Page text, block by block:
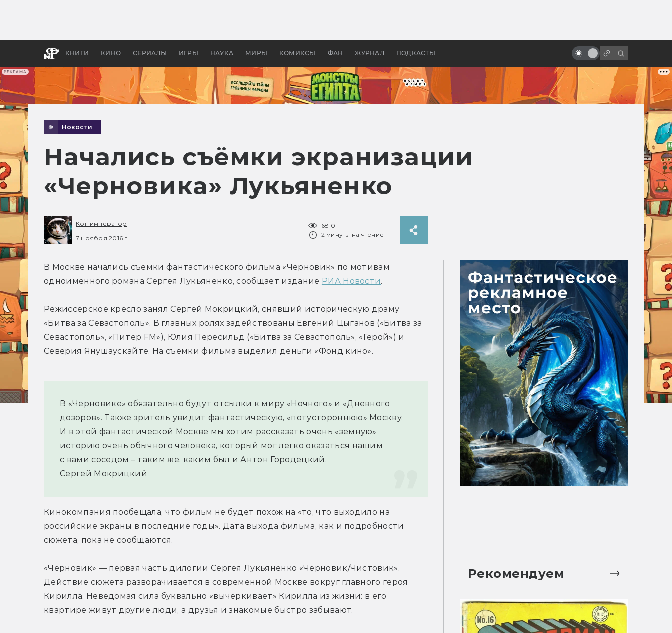
РЕКЛАМА
КНИГИ КИНО СЕРИАЛЫ ИГРЫ НАУКА МИРЫ КОМИКСЫ ФАН ЖУРНАЛ ПОДКАСТЫ
апокалипсис, в России —
бы «Властелина колец»
бояться
Новости
Начались съёмки экранизации
«Черновика» Лукьяненко
Кот-император
7 ноября 2016 г.
6810
2 минуты на чтение
В Москве начались съёмки фантастического фильма «Черновик» по мотивам
одноимённого романа Сергея Лукьяненко, сообщает издание РИА Новости.
Режиссёрское кресло занял Сергей Мокрицкий, снявший историческую драму
«Битва за Севастополь». В главных ролях задействованы Евгений Цыганов («Битва за
Севастополь», «Питер FM»), Юлия Пересильд («Битва за Севастополь», «Герой») и
Северия Янушаускайте. На съёмки фильма выделил деньги «Фонд кино».
В «Черновике» обязательно будут отсылки к миру «Ночного» и «Дневного
дозоров». Также зритель увидит фантастическую, «потустороннюю» Москву.
И в этой фантастической Москве мы хотим рассказать очень «земную»
историю очень обычного человека, который мог легко оказаться нашим
с вами соседом – таким же, каким был и Антон Городецкий.
Сергей Мокрицкий
Кинокомпания пообещала, что фильм не будет похож на «то, что выходило на
российские экраны в последние годы». Дата выхода фильма, как и подробности
сюжета, пока не сообщаются.
«Черновик» — первая часть дилогии Сергея Лукьяненко «Черновик/Чистовик».
Действие сюжета разворачивается в современной Москве вокруг главного героя
Кирилла. Неведомая сила буквально «вычёркивает» Кирилла из жизни: в его
квартире живут другие люди, а друзья и знакомые быстро забывают.
Рекомендуем